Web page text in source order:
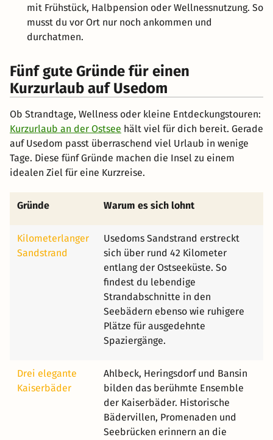
mit Frühstück, Halbpension oder Wellnessnutzung. So
musst du vor Ort nur noch ankommen und
durchatmen.
Fünf gute Gründe für einen
Kurzurlaub auf Usedom
Ob Strandtage, Wellness oder kleine Entdeckungstouren:
Kurzurlaub an der Ostsee hält viel für dich bereit. Gerade
auf Usedom passt überraschend viel Urlaub in wenige
Tage. Diese fünf Gründe machen die Insel zu einem
idealen Ziel für eine Kurzreise.
Gründe Warum es sich lohnt
Kilometerlanger
Sandstrand
Usedoms Sandstrand erstreckt
sich über rund 42 Kilometer
entlang der Ostseeküste. So
findest du lebendige
Strandabschnitte in den
Seebädern ebenso wie ruhigere
Plätze für ausgedehnte
Spaziergänge.
Drei elegante
Kaiserbäder
Ahlbeck, Heringsdorf und Bansin
bilden das berühmte Ensemble
der Kaiserbäder. Historische
Bädervillen, Promenaden und
Seebrücken erinnern an die